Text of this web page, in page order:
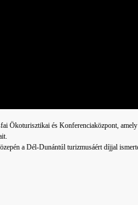
Ökoturisztikai és Konferenciaközpont,
a Dél-Dunántúl turizmusáért díjjal